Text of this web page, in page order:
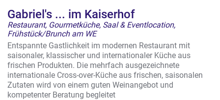
Gabriel's ... im Kaiserhof
Restaurant, Gourmetküche, Saal & Eventlocation,
Frühstück/Brunch am WE
Entspannte Gastlichkeit im modernen Restaurant mit
saisonaler, klassischer und internationaler Küche aus
frischen Produkten. Die mehrfach ausgezeichnete
internationale Cross-over-Küche aus frischen, saisonalen
Zutaten wird von einem guten Weinangebot und
kompetenter Beratung begleitet